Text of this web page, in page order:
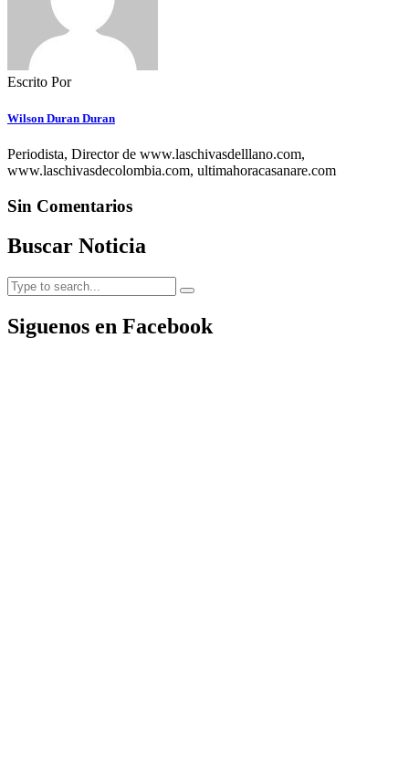
Escrito Por
Wilson Duran Duran
Periodista, Director de www.laschivasdelllano.com,
www.laschivasdecolombia.com, ultimahoracasanare.com
Sin Comentarios
Buscar Noticia
Siguenos en Facebook